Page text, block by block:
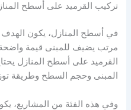
تركيب القرميد على أسطح
في أسطح المنازل، يكون
مرتب يضيف للمبنى قيمة
القرميد على أسطح المنازل
المبنى وحجم السطح وطريقة
وفي هذه الفئة من المشاريع،